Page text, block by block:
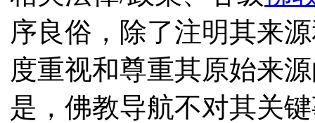
序良俗，除了注明其来
度重视和尊重其原始来
是，佛教导航不对其关